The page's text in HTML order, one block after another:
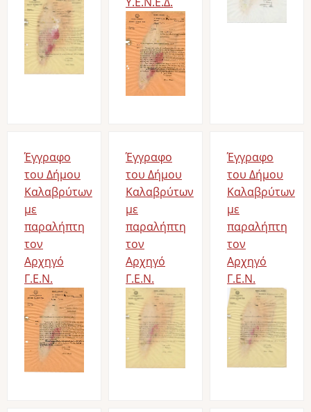
Έγγραφο
του Δήμου
Καλαβρύτων
με
παραλήπτη
τον
Αρχηγό
Γ.Ε.Ν.
Έγγραφο
του Δήμου
Καλαβρύτων
με
παραλήπτη
τον
Αρχηγό
Γ.Ε.Ν.
Έγγραφο
του Δήμου
Καλαβρύτων
με
παραλήπτη
τον
Αρχηγό
Γ.Ε.Ν.